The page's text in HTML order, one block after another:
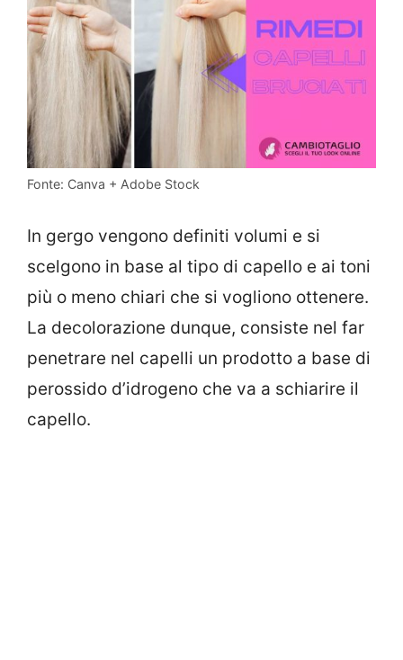
Fonte: Canva + Adobe Stock
In gergo vengono definiti volumi e si
scelgono in base al tipo di capello e ai toni
più o meno chiari che si vogliono ottenere.
La decolorazione dunque, consiste nel far
penetrare nel capelli un prodotto a base di
perossido d’idrogeno che va a schiarire il
capello.